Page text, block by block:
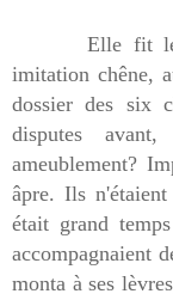
Elle fit
imitation chêne,
dossier des six
disputes
ameublement?
âpre. Ils
était grand
accompagnaient
monta à ses